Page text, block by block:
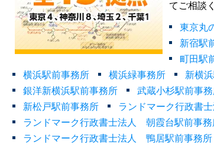
てご相談
東京丸
新宿駅
町田駅
横浜駅前事務所
横浜緑事務所
新横
銀洋新横浜駅前事務所
武蔵小杉駅前事
新松戸駅前事務所
ランドマーク行政書
ランドマーク行政書士法人 朝霞台駅前事務
ランドマーク行政書士法人 鴨居駅前事務所